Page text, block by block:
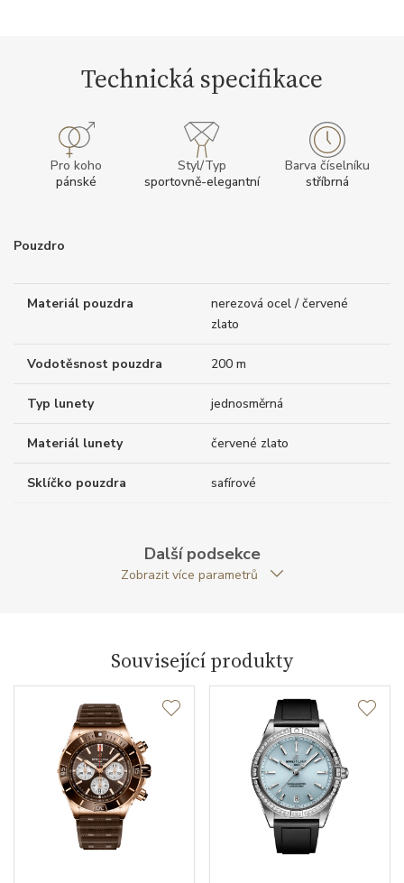
Technická specifikace
Pro koho
pánské
Styl/Typ
sportovně-elegantní
Barva číselníku
stříbrná
Pouzdro
Materiál pouzdra
nerezová ocel / červené
zlato
Vodotěsnost pouzdra 200 m
Typ lunety jednosměrná
Materiál lunety červené zlato
Sklíčko pouzdra safírové
průhledné
Typ strojku Breitling B01
Certifikace strojku
Další podsekce
Zobrazit více parametrů
Související produkty